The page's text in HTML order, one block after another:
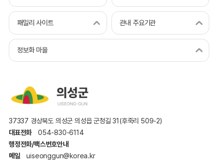
패밀리 사이트 관내 주요기관
정보화 마을
37337 경상북도 의성군 의성읍 군청길 31(후죽리 509-2)
대표전화
054-830-6114
행정전화/팩스번호안내
메일
uiseonggun@korea.kr